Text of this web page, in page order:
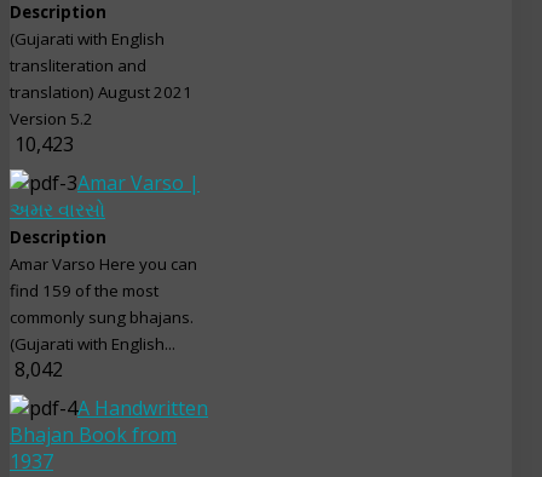
Description
(Gujarati with English
transliteration and
translation) August 2021
Version 5.2
10,423
Amar Varso |
અમર વારસો
Description
Amar Varso Here you can
find 159 of the most
commonly sung bhajans.
(Gujarati with English...
8,042
A Handwritten
Bhajan Book from
1937